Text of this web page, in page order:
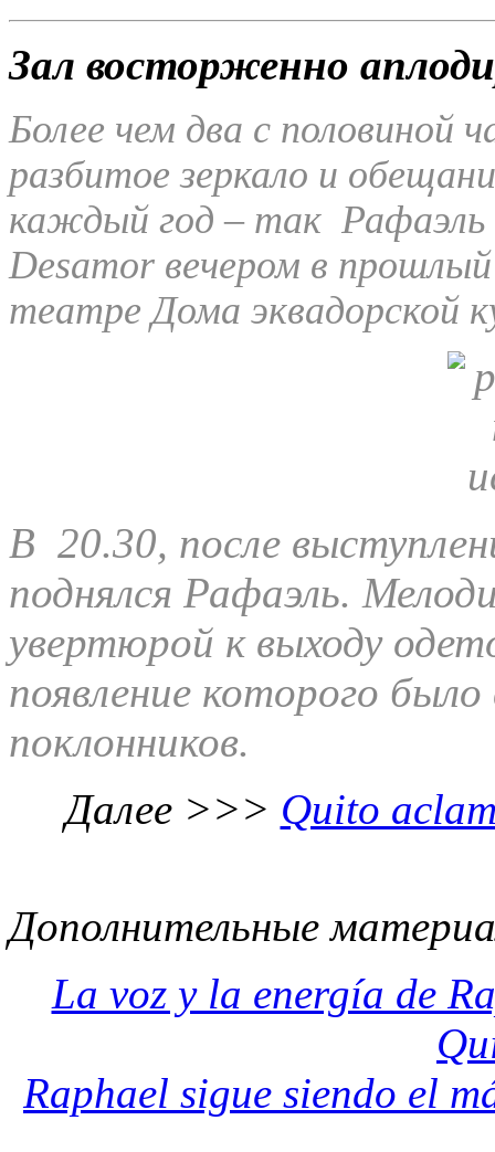
Зал восторженно
Более чем два с половиной
разбитое зеркало и
каждый год – так Рафаэль
Desamor вечером в
театре Дома эквадорской
В 20.30, после
поднялся Рафаэль.
увертюрой к выходу
появление которого
поклонников.
Далее >>> Quito
Дополнительные
La voz y la energía de
Raphael sigue siendo el